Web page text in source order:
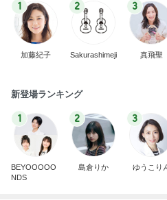
1
加藤紀子
2
Sakurashimeji
3
真飛聖
新登場ランキング
1
BEYOOOOO
NDS
2
島倉りか
3
ゆうこり